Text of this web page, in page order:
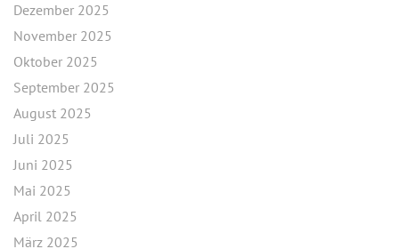
Dezember 2025
November 2025
Oktober 2025
September 2025
August 2025
Juli 2025
Juni 2025
Mai 2025
April 2025
März 2025